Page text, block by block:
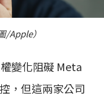
/Apple）
變化阻礙 Meta
，但這兩家公司